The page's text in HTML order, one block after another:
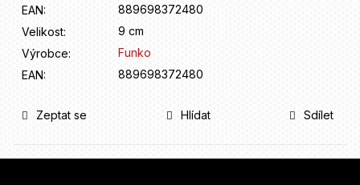
EAN:
889698372480
Velikost:
9 cm
Výrobce:
Funko
EAN: 889698372480
Zeptat se Hlídat Sdílet
e
m
e